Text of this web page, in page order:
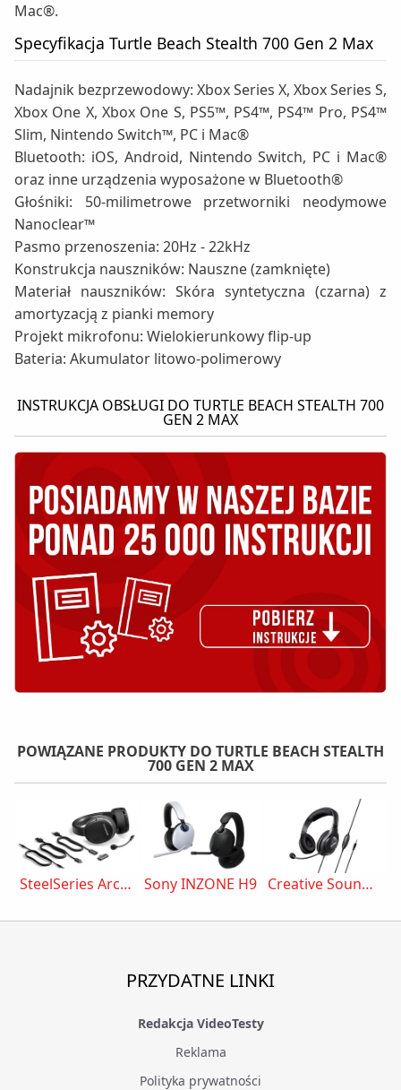
Mac®.
Specyfikacja Turtle Beach Stealth 700 Gen 2 Max
Nadajnik bezprzewodowy: Xbox Series X, Xbox Series S,
Xbox One X, Xbox One S, PS5™, PS4™, PS4™ Pro, PS4™
Slim, Nintendo Switch™, PC i Mac®
Bluetooth: iOS, Android, Nintendo Switch, PC i Mac®
oraz inne urządzenia wyposażone w Bluetooth®
Głośniki: 50-milimetrowe przetworniki neodymowe
Nanoclear™
Pasmo przenoszenia: 20Hz - 22kHz
Konstrukcja nauszników: Nauszne (zamknięte)
Materiał nauszników: Skóra syntetyczna (czarna) z
amortyzacją z pianki memory
Projekt mikrofonu: Wielokierunkowy flip-up
Bateria: Akumulator litowo-polimerowy
INSTRUKCJA OBSŁUGI DO TURTLE BEACH STEALTH 700
GEN 2 MAX
POWIĄZANE PRODUKTY DO TURTLE BEACH STEALTH
700 GEN 2 MAX
SteelSeries Arctis 1 Wireless Czarny Sony INZONE H9 Creative Sound Blaster Blaze V2
PRZYDATNE LINKI
Redakcja VideoTesty
Reklama
Polityka prywatności